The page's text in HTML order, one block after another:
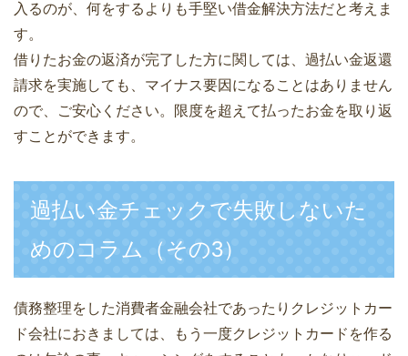
入るのが、何をするよりも手堅い借金解決方法だと考えま
す。
借りたお金の返済が完了した方に関しては、過払い金返還
請求を実施しても、マイナス要因になることはありません
ので、ご安心ください。限度を超えて払ったお金を取り返
すことができます。
過払い金チェックで失敗しないた
めのコラム（その3）
債務整理をした消費者金融会社であったりクレジットカー
ド会社におきましては、もう一度クレジットカードを作る